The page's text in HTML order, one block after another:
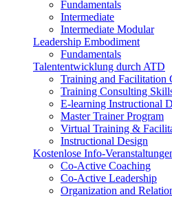
Fundamentals
Intermediate
Intermediate Modular
Leadership Embodiment
Fundamentals
Talententwicklung durch ATD
Training and Facilitation
Training Consulting
E-learning Instructional
Master Trainer Program
Virtual Training &
Instructional Design
Kostenlose Info-
Co-Active Coaching
Co-Active Leadership
Organization and